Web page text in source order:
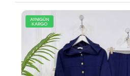
AYNIGÜN
KARGO